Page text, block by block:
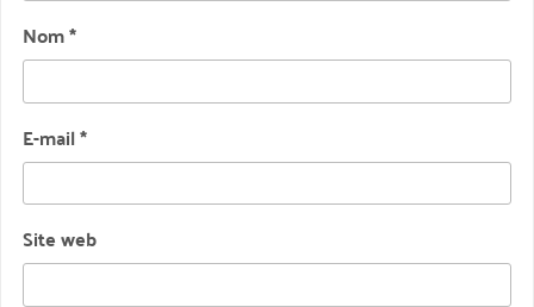
Nom*
E-mail*
Site web